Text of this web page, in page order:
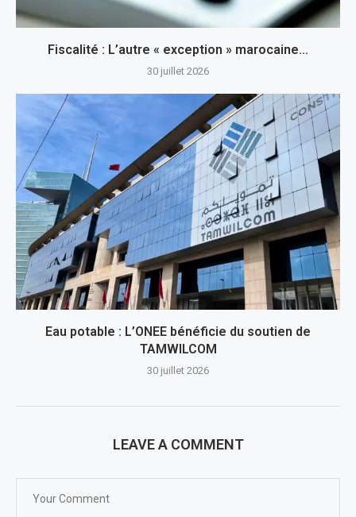
Fiscalité : L’autre « exception » marocaine…
30 juillet 2026
Eau potable : L’ONEE bénéficie du soutien de
TAMWILCOM
30 juillet 2026
LEAVE A COMMENT